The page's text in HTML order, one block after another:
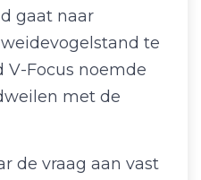
gaat naar
te
V-Focus noemde
met de
de vraag aan vast